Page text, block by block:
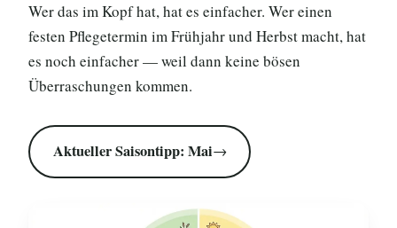
Wer das im Kopf hat, hat es einfacher. Wer einen
festen Pflegetermin im Frühjahr und Herbst macht, hat
es noch einfacher — weil dann keine bösen
Überraschungen kommen.
Aktueller Saisontipp: Mai